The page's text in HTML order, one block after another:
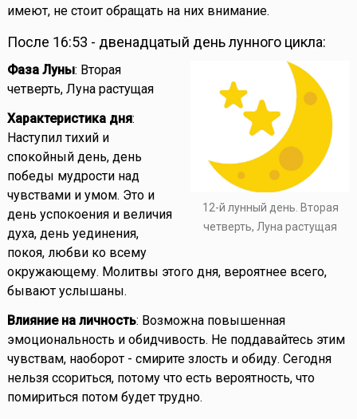
имеют, не стоит обращать на них внимание.
После 16:53 - двенадцатый день лунного цикла:
12-й лунный день. Вторая
четверть, Луна растущая
Фаза Луны: Вторая
четверть, Луна растущая
Характеристика дня:
Наступил тихий и
спокойный день, день
победы мудрости над
чувствами и умом. Это и
день успокоения и величия
духа, день уединения,
покоя, любви ко всему
окружающему. Молитвы этого дня, вероятнее всего,
бывают услышаны.
Влияние на личность: Возможна повышенная
эмоциональность и обидчивость. Не поддавайтесь этим
чувствам, наоборот - смирите злость и обиду. Сегодня
нельзя ссориться, потому что есть вероятность, что
помириться потом будет трудно.